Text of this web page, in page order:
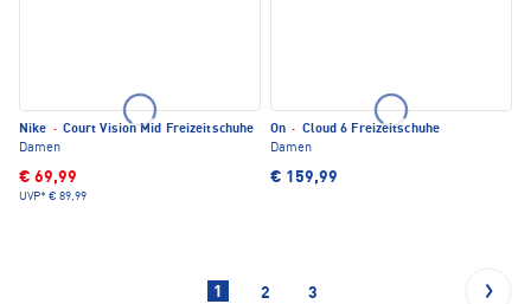
Nike · Court Vision Mid Freizeitschuhe
Damen
€ 69,99
UVP* € 89,99
On · Cloud 6 Freizeitschuhe
Damen
€ 159,99
1 2 3